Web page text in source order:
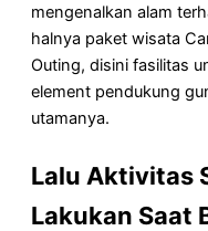
mengenalkan alam
halnya paket wisata
Outing, disini fasilitas
element pendukung
utamanya.
Lalu Aktivitas
Lakukan Saat